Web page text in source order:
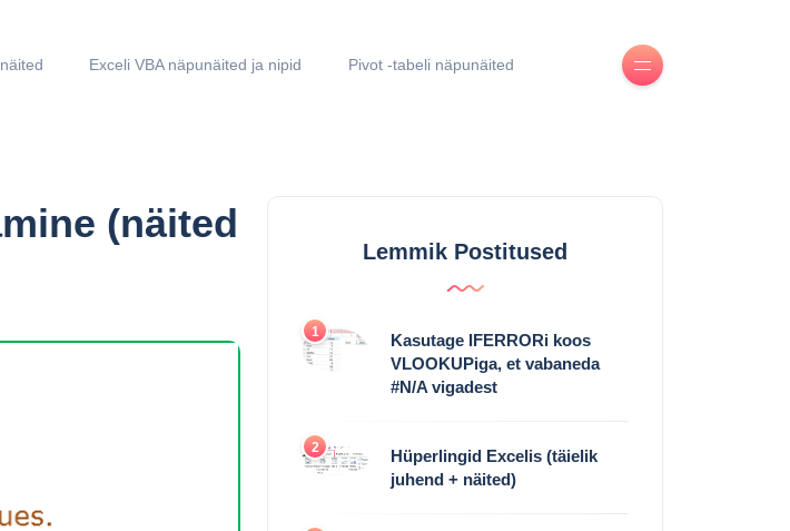
Exceli VBA näpunäited ja nipid Pivot -tabeli näpunäited
(näited
Lemmik Postitused
1
Kasutage IFERRORi koos
VLOOKUPiga, et vabaneda
#N/A vigadest
2
Hüperlingid Excelis (täielik
juhend + näited)